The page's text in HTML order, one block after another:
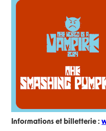
Informations et billetterie :